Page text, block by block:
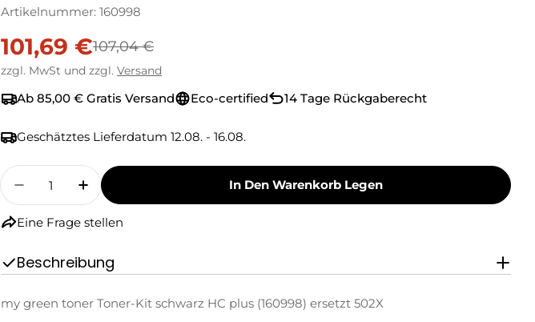
Artikelnummer: 160998
Verkaufspreis
101,69 €
Regulärer
Preis
107,04 €
zzgl. MwSt und zzgl. Versand
Ab 85,00 € Gratis Versand Eco-certified 14 Tage Rückgaberecht
Geschätztes Lieferdatum 12.08. - 16.08.
Menge
Menge Für My Green Toner Toner-Kit Schwarz HC Plus (160998)
Menge Für My Green Toner Toner-Kit Schwarz HC Plus
In Den Warenkorb Legen
Eine Frage stellen
Beschreibung
my green toner Toner-Kit schwarz HC plus (160998) ersetzt 502X